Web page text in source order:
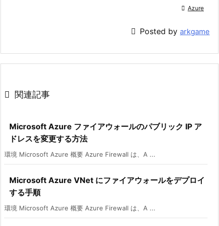
 Azure
 Posted by arkgame
 関連記事
Microsoft Azure ファイアウォールのパブリック IP ア
ドレスを変更する方法
環境 Microsoft Azure 概要 Azure Firewall は、A ...
Microsoft Azure VNet にファイアウォールをデプロイ
する手順
環境 Microsoft Azure 概要 Azure Firewall は、A ...